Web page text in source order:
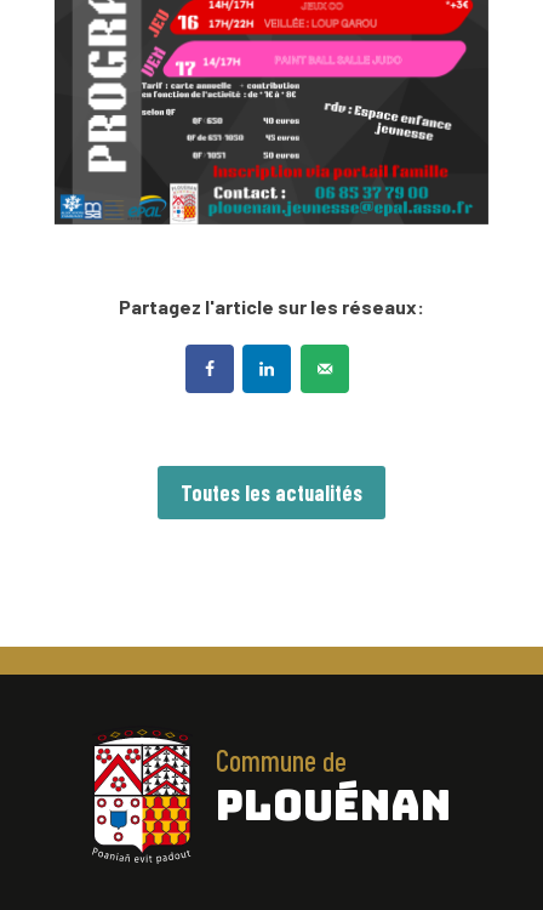
Partagez l'article sur les réseaux:
Toutes les actualités
Commune de
PLOUÉNAN